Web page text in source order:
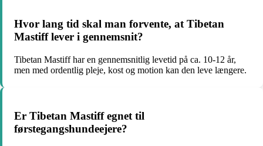
Hvor lang tid skal man forvente, at Tibetan
Mastiff lever i gennemsnit?
Tibetan Mastiff har en gennemsnitlig levetid på ca. 10-12 år,
men med ordentlig pleje, kost og motion kan den leve længere.
Er Tibetan Mastiff egnet til
førstegangshundeejere?